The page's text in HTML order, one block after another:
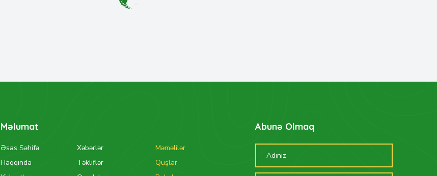
Məlumat
Əsas Səhifə
Xəbərlər
Haqqında
Təkliflər
Məməlilər
Quşlar
Abunə Olmaq